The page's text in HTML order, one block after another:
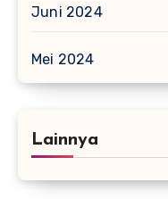
Juni 2024
Mei 2024
Lainnya